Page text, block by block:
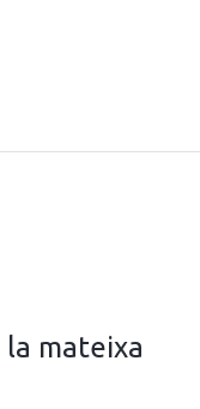
mateixa